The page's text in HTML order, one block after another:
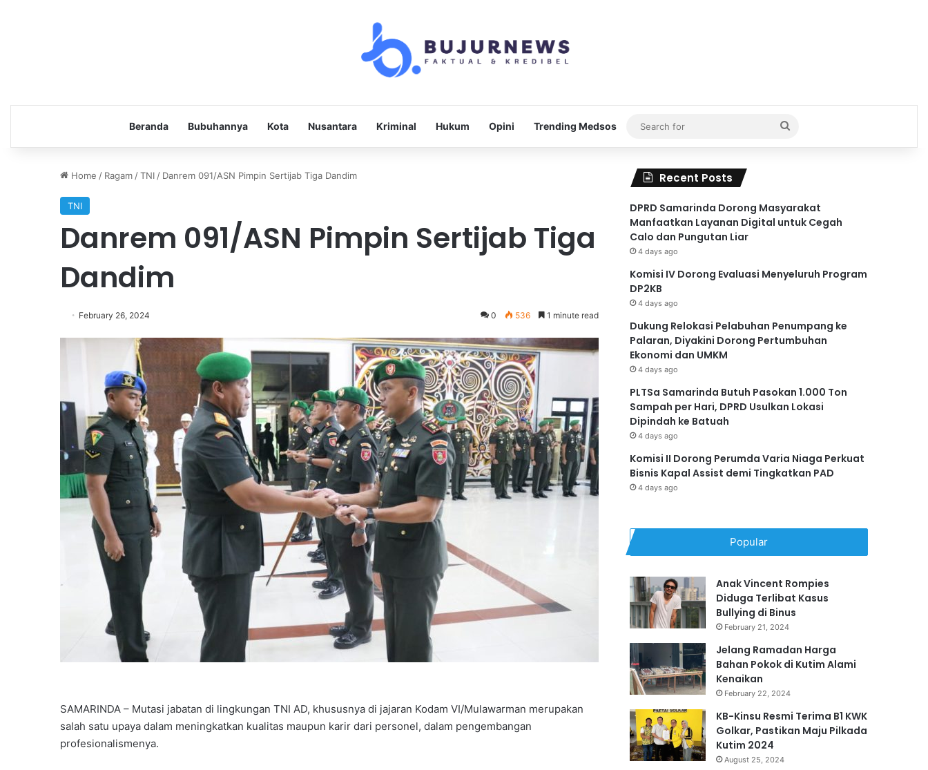
Beranda Bubuhannya Kota Nusantara Kriminal Hukum Opini Trending Medsos
Search
for
Home / Ragam /TNI / Danrem 091/ASN Pimpin Sertijab Tiga Dandim
TNI
Danrem 091/ASN Pimpin Sertijab Tiga
Dandim
February 26, 2024 0 536 1 minute read
SAMARINDA – Mutasi jabatan di lingkungan TNI AD, khususnya di jajaran Kodam VI/Mulawarman merupakan
salah satu upaya dalam meningkatkan kualitas maupun karir dari personel, dalam pengembangan
profesionalismenya.
Recent Posts
DPRD Samarinda Dorong Masyarakat
Manfaatkan Layanan Digital untuk Cegah
Calo dan Pungutan Liar
4 days ago
Komisi IV Dorong Evaluasi Menyeluruh Program
DP2KB
4 days ago
Dukung Relokasi Pelabuhan Penumpang ke
Palaran, Diyakini Dorong Pertumbuhan
Ekonomi dan UMKM
4 days ago
PLTSa Samarinda Butuh Pasokan 1.000 Ton
Sampah per Hari, DPRD Usulkan Lokasi
Dipindah ke Batuah
4 days ago
Komisi II Dorong Perumda Varia Niaga Perkuat
Bisnis Kapal Assist demi Tingkatkan PAD
4 days ago
Popular
Anak Vincent Rompies
Diduga Terlibat Kasus
Bullying di Binus
February 21, 2024
Jelang Ramadan Harga
Bahan Pokok di Kutim Alami
Kenaikan
February 22, 2024
KB-Kinsu Resmi Terima B1 KWK
Golkar, Pastikan Maju Pilkada
Kutim 2024
August 25, 2024